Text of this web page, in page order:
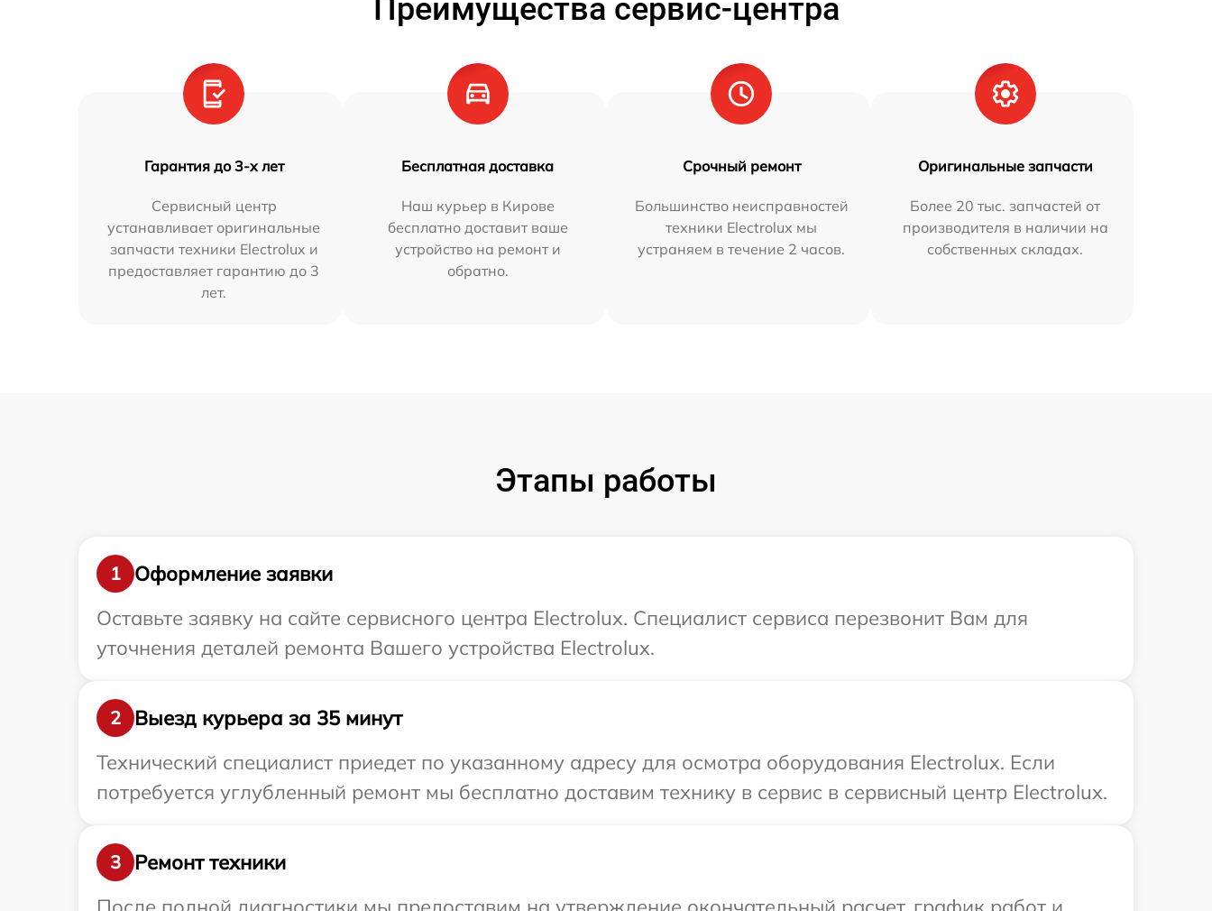
Преимущества сервис-центра
Гарантия до 3-х лет
Сервисный центр
устанавливает оригинальные
запчасти техники Electrolux и
предоставляет гарантию до 3
лет.
Бесплатная доставка
Наш курьер в Кирове
бесплатно доставит ваше
устройство на ремонт и
обратно.
Срочный ремонт
Большинство неисправностей
техники Electrolux мы
устраняем в течение 2 часов.
Оригинальные запчасти
Более 20 тыс. запчастей от
производителя в наличии на
собственных складах.
Этапы работы
1
Оформление заявки
Оставьте заявку на сайте сервисного центра Electrolux. Специалист сервиса перезвонит Вам для
уточнения деталей ремонта Вашего устройства Electrolux.
2
Выезд курьера за 35 минут
Технический специалист приедет по указанному адресу для осмотра оборудования Electrolux. Если
потребуется углубленный ремонт мы бесплатно доставим технику в сервис в сервисный центр Electrolux.
3
Ремонт техники